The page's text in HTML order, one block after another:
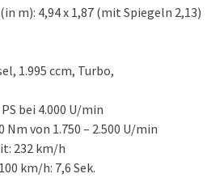
m): 4,94 x 1,87 (mit Spiegeln 2,13)
1.995 ccm, Turbo,
bei 4.000 U/min
Nm von 1.750 – 2.500 U/min
232 km/h
km/h: 7,6 Sek.